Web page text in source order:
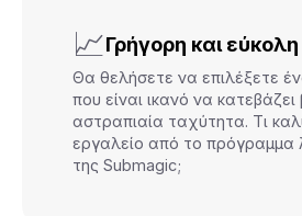
📈Γρήγορη και
Θα θελήσετε να επιλέξετε
που είναι ικανό να κατεβάζει
αστραπιαία ταχύτητα. Τι
εργαλείο από το πρόγραμμα
της Submagic;